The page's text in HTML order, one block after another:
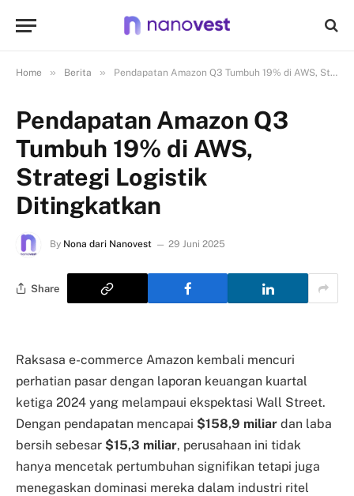
Home » Berita » Pendapatan Amazon Q3 Tumbuh 19% di AWS, Strategi Logistik Ditingkatkan
Pendapatan Amazon Q3
Tumbuh 19% di AWS,
Strategi Logistik
Ditingkatkan
By Nona dari Nanovest 29 Juni 2025
Share
Raksasa e-commerce Amazon kembali mencuri
perhatian pasar dengan laporan keuangan kuartal
ketiga 2024 yang melampaui ekspektasi Wall Street.
Dengan pendapatan mencapai $158,9 miliar dan laba
bersih sebesar $15,3 miliar, perusahaan ini tidak
hanya mencetak pertumbuhan signifikan tetapi juga
menegaskan dominasi mereka dalam industri ritel